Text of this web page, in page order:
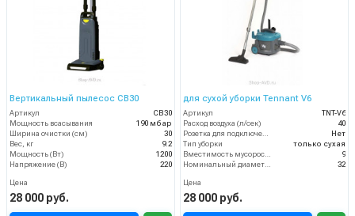
Вертикальный пылесос CB30
Артикул
CB30
Мощность всасывания
190 мбар
Ширина очистки (см)
30
Вес, кг
9.2
Мощность (Вт)
1200
Напряжение (В)
220
Цена
28 000 руб.
для сухой уборки Tennant V6
Артикул
TNT-V6
Расход воздуха (л/сек)
40
Нет
Тип уборки
только сухая
9
32
Цена
28 000 руб.